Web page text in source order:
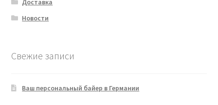
Доставка
Новости
Свежие записи
Ваш персональный байер в Германии